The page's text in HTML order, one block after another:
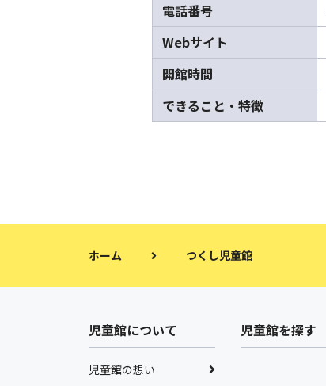
電話番号
Webサイト
開館時間
できること・特徴
ホーム つくし児童館
児童館について
児童館の想い
児童館を探す